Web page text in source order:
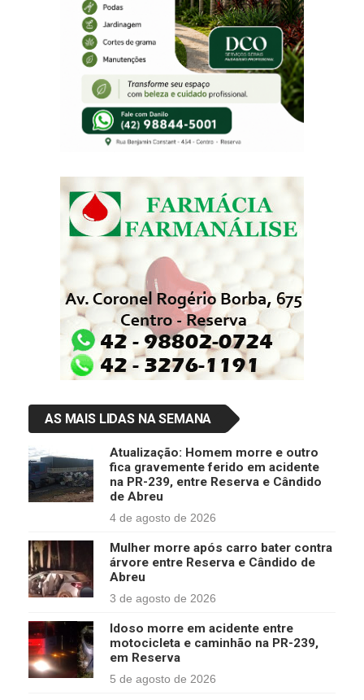
AS MAIS LIDAS NA SEMANA
Atualização: Homem morre e outro
fica gravemente ferido em acidente
na PR-239, entre Reserva e Cândido
de Abreu
4 de agosto de 2026
Mulher morre após carro bater contra
árvore entre Reserva e Cândido de
Abreu
3 de agosto de 2026
Idoso morre em acidente entre
motocicleta e caminhão na PR-239,
em Reserva
5 de agosto de 2026